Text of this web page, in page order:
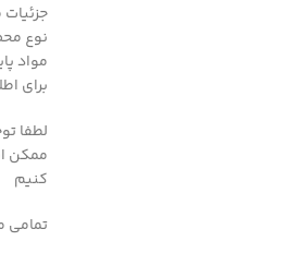
نوع
مواد
برای اطلاعات
لطفا
ممکن
کنیم
تمامی